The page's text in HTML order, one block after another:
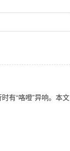
有“咯噔”异响。本文